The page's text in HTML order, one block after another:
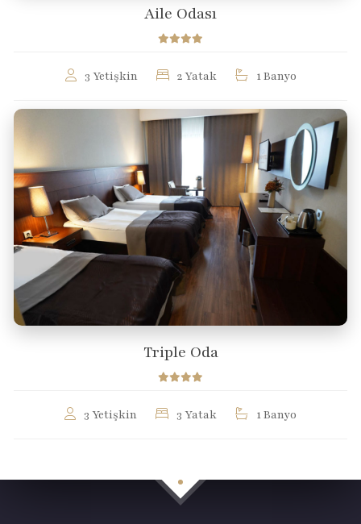
Aile Odası
3 Yetişkin 2 Yatak 1 Banyo
Triple Oda
3 Yetişkin 3 Yatak 1 Banyo